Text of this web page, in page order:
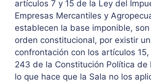
artículos 7 y 15 de la Ley del
Empresas Mercantiles y
establecen la base imponible,
orden constitucional, por existir
confrontación con los artículos
243 de la Constitución Política de
lo que hace que la Sala no los